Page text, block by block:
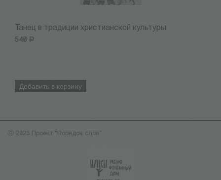
Танец в традиции христианской культуры
540 Р
Добавить в корзину
ⓒ 2023 Проект "Порядок слов"